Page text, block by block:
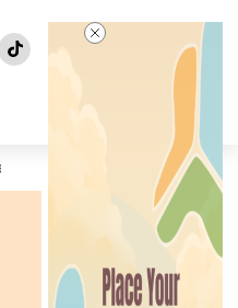
Wabup Poso Jemput Peluang